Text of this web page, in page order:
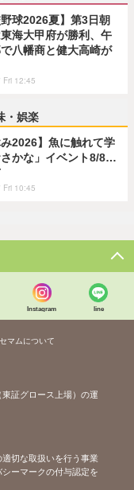
野球2026夏】第3日朝
海大甲府が勝利、午
八幡商と健大高崎が
Fri 12:45
・娯楽
み2026】魚に触れて学
かな」イベント8/8…
Fri 10:45
Instagram line
マムについて
証グロース上場）の運
切な取扱いを行う事業
ーマークの付与認定を